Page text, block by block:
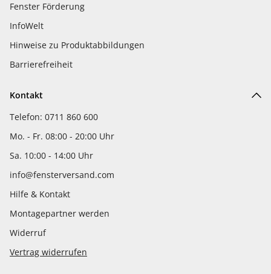
Fenster Förderung
InfoWelt
Hinweise zu Produktabbildungen
Barrierefreiheit
Kontakt
Telefon: 0711 860 600
Mo. - Fr. 08:00 - 20:00 Uhr
Sa. 10:00 - 14:00 Uhr
info@fensterversand.com
Hilfe & Kontakt
Montagepartner werden
Widerruf
Vertrag widerrufen